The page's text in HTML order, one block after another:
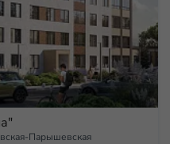
Парышевская